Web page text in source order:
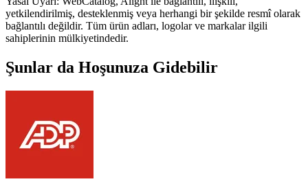
yetkilendirilmiş, desteklenmiş veya herhangi bir şekilde resmî olarak
bağlantılı değildir. Tüm ürün adları, logolar ve markalar ilgili
sahiplerinin mülkiyetindedir.
Şunlar da Hoşunuza Gidebilir